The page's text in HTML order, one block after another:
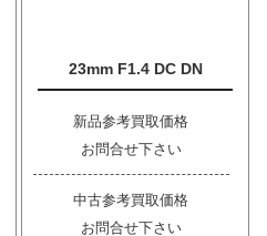
23mm F1.4 DC DN
新品参考買取価格
お問合せ下さい
中古参考買取価格
お問合せ下さい